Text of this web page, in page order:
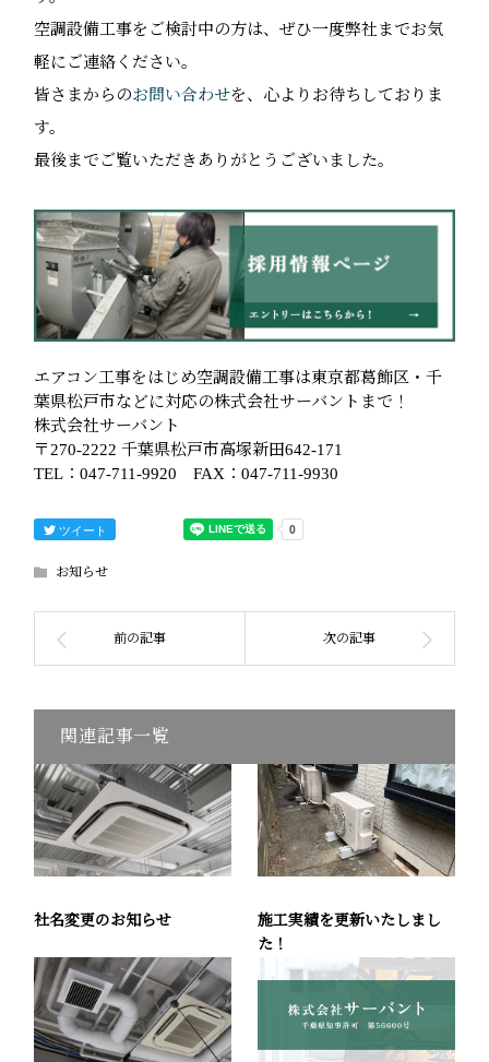
空調設備工事をご検討中の方は、ぜひ一度弊社までお気
軽にご連絡ください。
皆さまからのお問い合わせを、心よりお待ちしておりま
す。
最後までご覧いただきありがとうございました。
エアコン工事をはじめ空調設備工事は東京都葛飾区・千
葉県松戸市などに対応の株式会社サーバントまで！
株式会社サーバント
〒270-2222 千葉県松戸市高塚新田642-171
TEL：047-711-9920 FAX：047-711-9930
ツイート
お知らせ
関連記事一覧
社名変更のお知らせ
施工実績を更新いたしまし
た！